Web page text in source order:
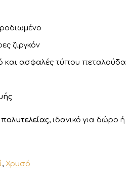
ζιργκόν
και ασφαλές τύπου πεταλούδα
πολυτελείας, ιδανικό για δώρο ή
, Χρυσό